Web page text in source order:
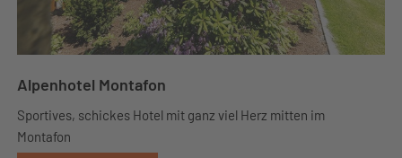
Alpenhotel Montafon
Sportives, schickes Hotel mit ganz viel Herz mitten im
Montafon